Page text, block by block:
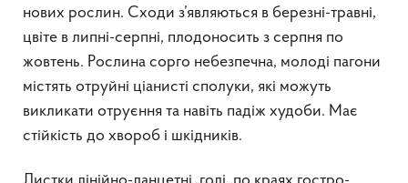
нових рослин. Сходи з’являються в березні-травні,
цвіте в липні-серпні, плодоносить з серпня по
жовтень. Рослина сорго небезпечна, молоді пагони
містять отруйні ціанисті сполуки, які можуть
викликати отруєння та навіть падіж худоби. Має
стійкість до хвороб і шкідників.